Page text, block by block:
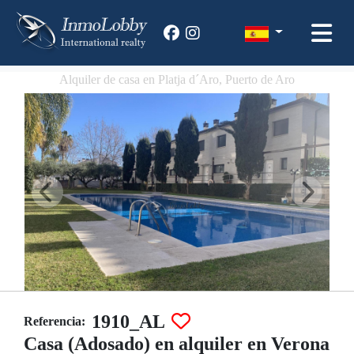
Alquiler de casa en Platja d´Aro, Puerto de Aro
Referencia:
1910_AL
Casa (Adosado) en alquiler en Verona